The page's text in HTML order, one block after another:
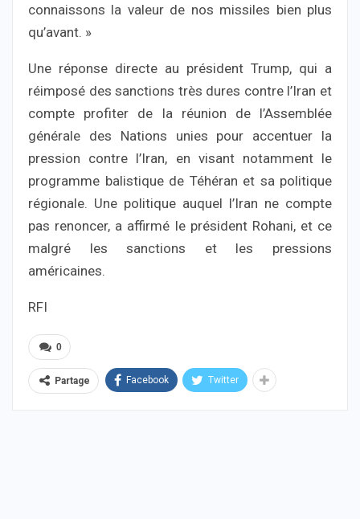
connaissons la valeur de nos missiles bien plus
qu’avant. »
Une réponse directe au président Trump, qui a
réimposé des sanctions très dures contre l’Iran et
compte profiter de la réunion de l’Assemblée
générale des Nations unies pour accentuer la
pression contre l’Iran, en visant notamment le
programme balistique de Téhéran et sa politique
régionale. Une politique auquel l’Iran ne compte
pas renoncer, a affirmé le président Rohani, et ce
malgré les sanctions et les pressions
américaines.
RFI
0
Partage Facebook Twitter